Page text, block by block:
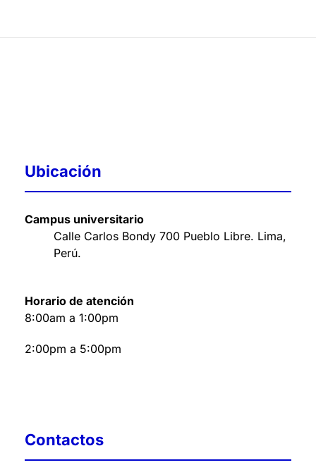
Ubicación
Campus universitario
Calle Carlos Bondy 700 Pueblo Libre. Lima,
Perú.
Horario de atención
8:00am a 1:00pm
2:00pm a 5:00pm
Contactos